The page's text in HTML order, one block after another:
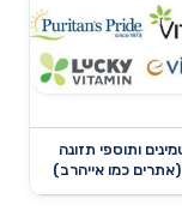
ותוספי תזונה
כמו אייהרב)